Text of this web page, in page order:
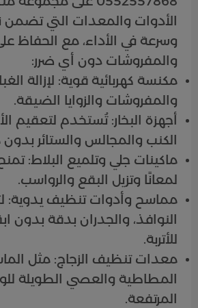
الأدوات والمعدات التي تضمن
وسرعة في الأداء، مع الحفاظ
والمفروشات دون أي ضرر:
مكنسة كهربائية قوية: لإزالة
والمفروشات والزوايا الضيقة.
أجهزة البخار: تُستخدم لتعقيم
الكنب والمجالس والستائر بدون
ماكينات جلي وتلميع البلاط:
لمعانًا وتزيل البقع والرواسب.
مماسح وأدوات تنظيف يدوية:
النوافذ، والجدران بدقة بدون
للأتربة.
معدات تنظيف الزجاج: مثل
المطاطية والعصي الطويلة
المرتفعة.